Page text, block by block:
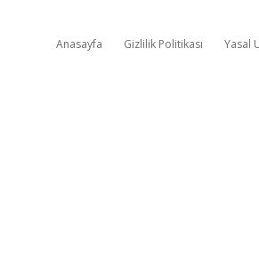
Anasayfa Gizlilik Politikası Yasal